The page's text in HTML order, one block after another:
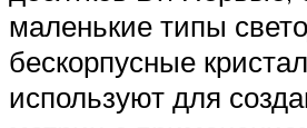
маленькие типы
бескорпусные
используют для